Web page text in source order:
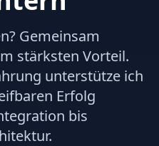
Gemeinsam
stärksten Vorteil.
unterstütze ich
Erfolg
bis